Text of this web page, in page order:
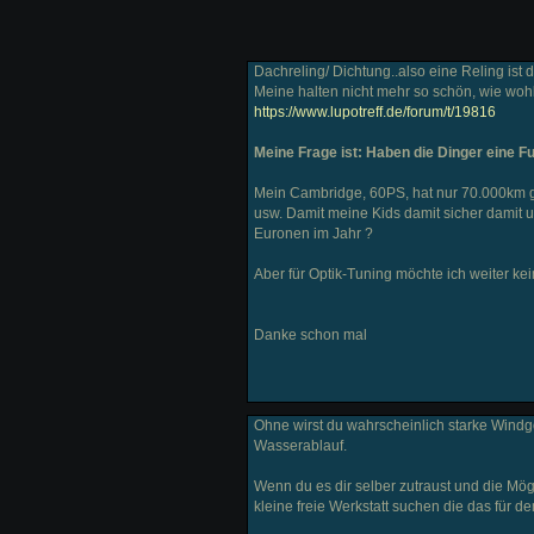
Dachreling/ Dichtung..also eine Reling ist
Meine halten nicht mehr so schön, wie
https://www.lupotreff.de/forum/t/19816
Meine Frage ist: Haben die Dinger eine
Mein Cambridge, 60PS, hat nur 70.000km
usw. Damit meine Kids damit sicher damit
Euronen im Jahr ?
Aber für Optik-Tuning möchte ich weiter
Danke schon mal
Ohne wirst du wahrscheinlich starke
Wasserablauf.
Wenn du es dir selber zutraust und die
kleine freie Werkstatt suchen die das für